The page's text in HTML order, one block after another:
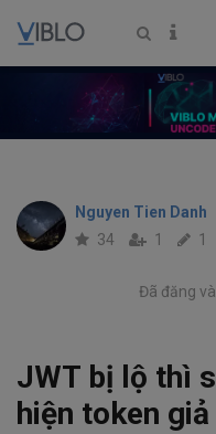
Nguyen Tien Danh
34 1 1
Đã đăng
JWT bị lộ thì
hiện token